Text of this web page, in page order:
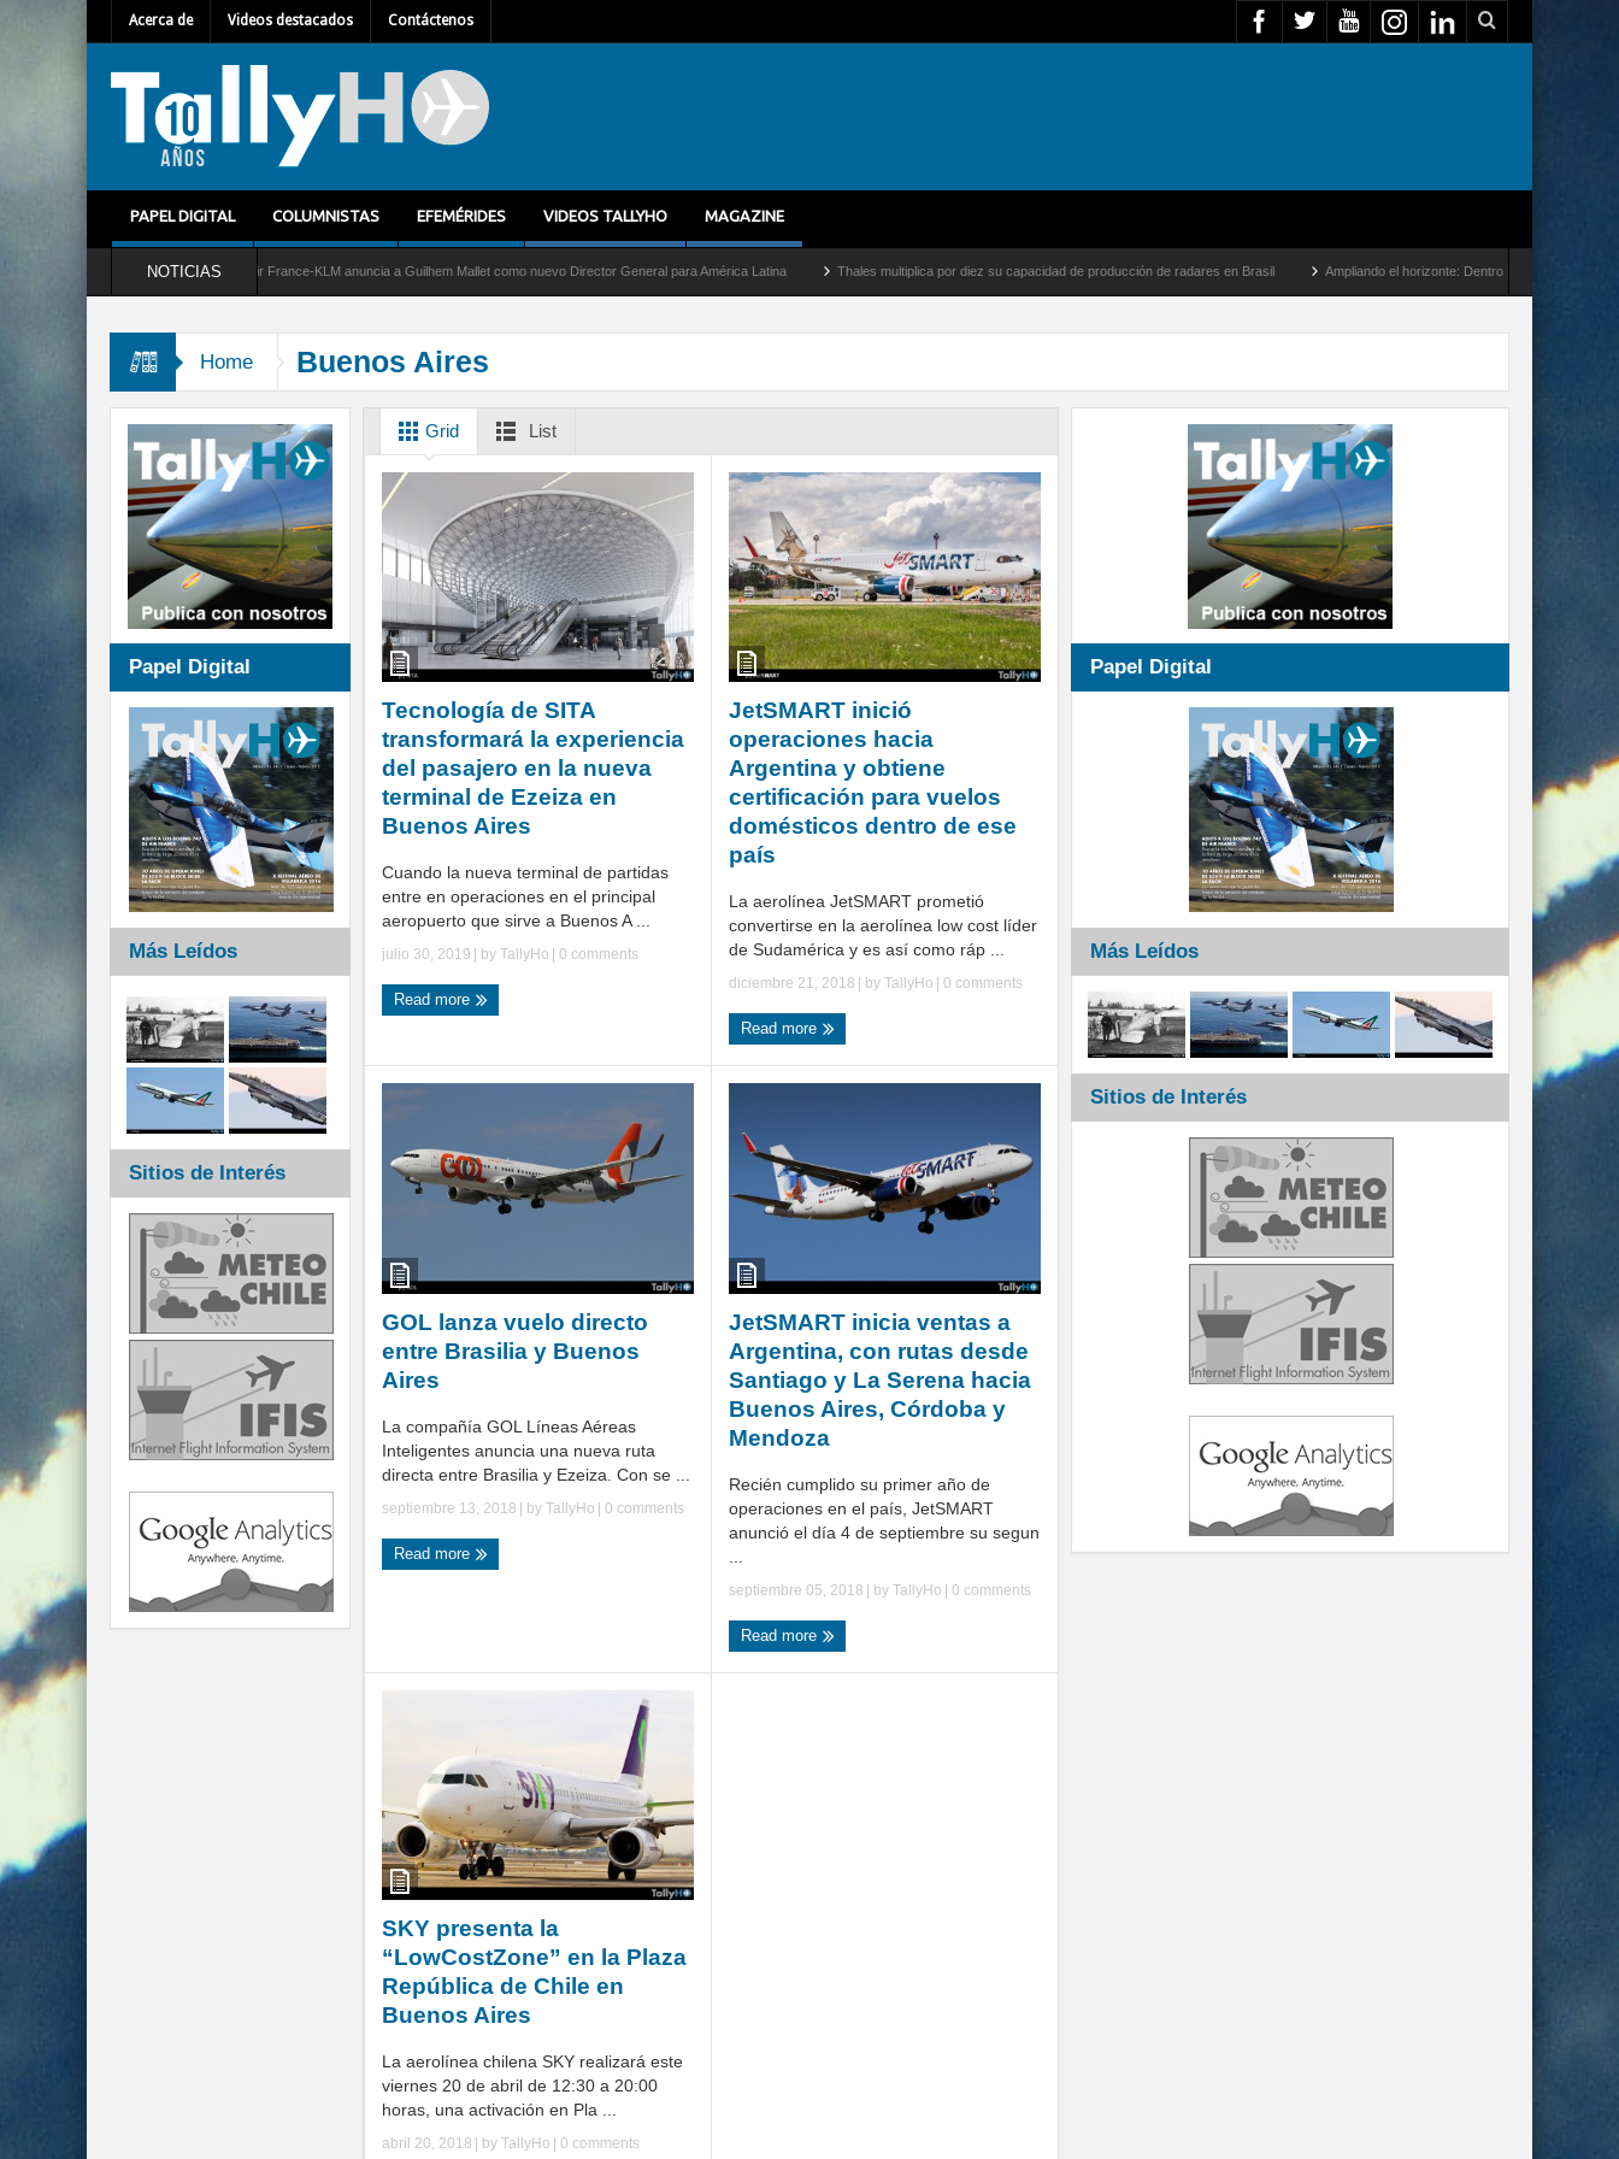
Acerca de Videos destacados Contáctenos
PAPEL DIGITAL COLUMNISTAS EFEMÉRIDES VIDEOS TALLYHO MAGAZINE
NOTICIASAir France-KLM anuncia a Guilhem Mallet como nuevo Director General para América Latina Thales multiplica por diez su capacidad de producción de radares en Brasil Ampliando el horizonte: Dentro del vuelo de desarrollo más
Home Buenos Aires
Grid List
Tecnología de SITA
transformará la experiencia
del pasajero en la nueva
terminal de Ezeiza en
Buenos Aires
Cuando la nueva terminal de partidas
entre en operaciones en el principal
aeropuerto que sirve a Buenos A ...
julio 30, 2019 | by TallyHo 0 comments
Read more
JetSMART inició
operaciones hacia
Argentina y obtiene
certificación para vuelos
domésticos dentro de ese
país
La aerolínea JetSMART prometió
convertirse en la aerolínea low cost líder
de Sudamérica y es así como ráp ...
diciembre 21, 2018 | by TallyHo 0 comments
Read more
GOL lanza vuelo directo
entre Brasilia y Buenos
Aires
La compañía GOL Líneas Aéreas
Inteligentes anuncia una nueva ruta
directa entre Brasilia y Ezeiza. Con se ...
septiembre 13, 2018 | by TallyHo | 0 comments
Read more
JetSMART inicia ventas a
Argentina, con rutas desde
Santiago y La Serena hacia
Buenos Aires, Córdoba y
Mendoza
Recién cumplido su primer año de
operaciones en el país, JetSMART
anunció el día 4 de septiembre su segun
septiembre 05, 2018 | by TallyHo | 0 comments
Read more
SKY presenta la
“LowCostZone” en la Plaza
República de Chile en
Buenos Aires
La aerolínea chilena SKY realizará este
viernes 20 de abril de 12:30 a 20:00
horas, una activación en Pla ...
abril 20, 2018 | by TallyHo 0 comments
Papel Digital
Más Leídos
Sitios de Interés
Papel Digital
Más Leídos
Sitios de Interés